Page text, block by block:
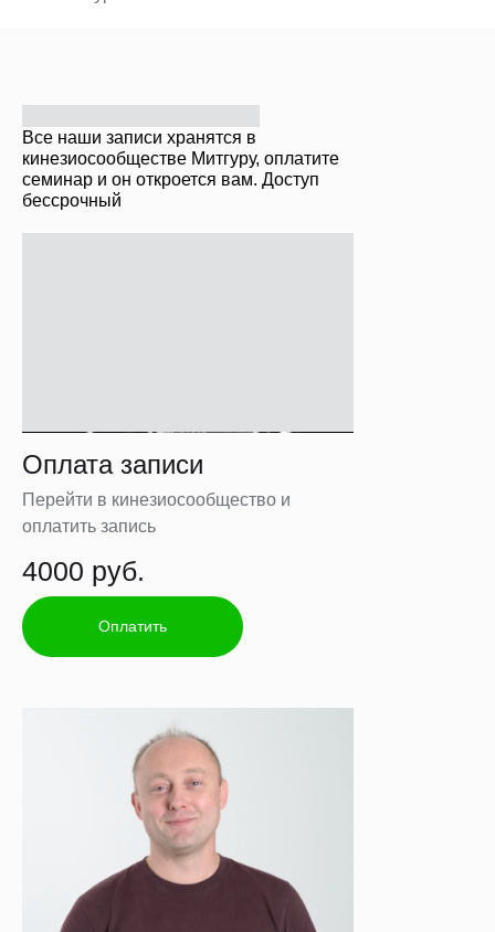
Перейти в кинезиосообщество и
оплатить запись
Все наши записи хранятся в
кинезиосообществе Митгуру, оплатите
семинар и он откроется вам. Доступ
бессрочный
4000 руб.
Оплата записи
Оплатить